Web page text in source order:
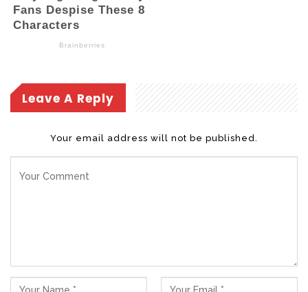
Leave A Reply
Your email address will not be published.